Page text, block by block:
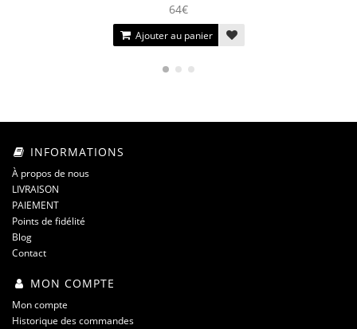
64€
Ajouter au panier
INFORMATIONS
À propos de nous
LIVRAISON
PAIEMENT
Points de fidélité
Blog
Contact
MON COMPTE
Mon compte
Historique des commandes